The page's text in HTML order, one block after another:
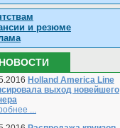
и резюме
НОВОСТИ
Holland America Line
выход новейшего
...